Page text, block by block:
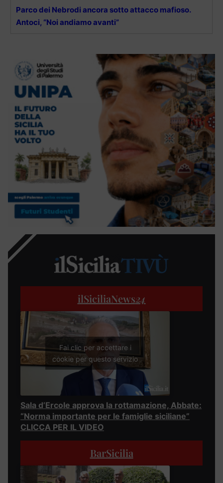
Parco dei Nebrodi ancora sotto attacco mafioso.
Antoci, “Noi andiamo avanti”
ilSiciliaNews24
Fai clic per accettare i
cookie per questo servizio
Sala d’Ercole approva la rottamazione, Abbate:
“Norma importante per le famiglie siciliane”
CLICCA PER IL VIDEO
BarSicilia